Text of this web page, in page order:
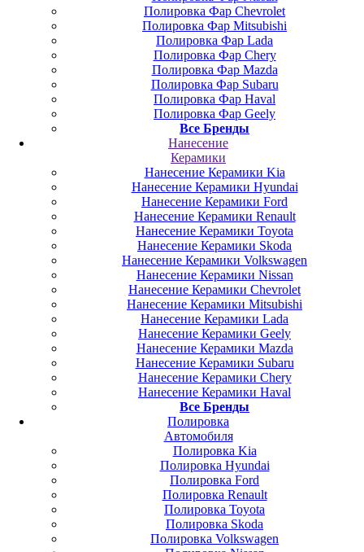
Полировка Фар Chevrolet
Полировка Фар Mitsubishi
Полировка Фар Lada
Полировка Фар Chery
Полировка Фар Mazda
Полировка Фар Subaru
Полировка Фар Haval
Полировка Фар Geely
Все Бренды
Нанесение
Керамики
Нанесение Керамики Kia
Нанесение Керамики Hyundai
Нанесение Керамики Ford
Нанесение Керамики Renault
Нанесение Керамики Toyota
Нанесение Керамики Skoda
Нанесение Керамики Volkswagen
Нанесение Керамики Nissan
Нанесение Керамики Chevrolet
Нанесение Керамики Mitsubishi
Нанесение Керамики Lada
Нанесение Керамики Geely
Нанесение Керамики Mazda
Нанесение Керамики Subaru
Нанесение Керамики Chery
Нанесение Керамики Haval
Все Бренды
Полировка
Автомобиля
Полировка Kia
Полировка Hyundai
Полировка Ford
Полировка Renault
Полировка Toyota
Полировка Skoda
Полировка Volkswagen